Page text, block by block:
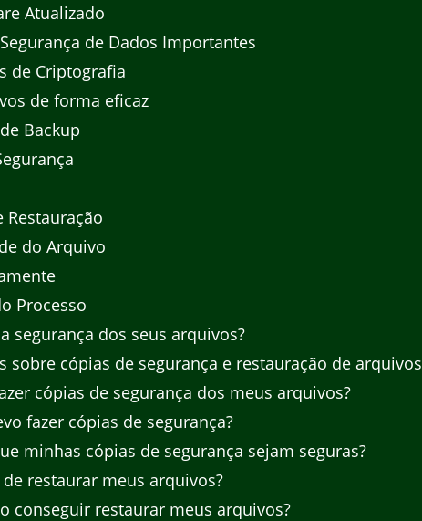
Atualizado
de Dados Importantes
de Criptografia
de forma eficaz
Backup
Restauração
do Arquivo
Processo
segurança dos seus arquivos?
sobre cópias de segurança e restauração de arquivos
cópias de segurança dos meus arquivos?
fazer cópias de segurança?
minhas cópias de segurança sejam seguras?
restaurar meus arquivos?
conseguir restaurar meus arquivos?